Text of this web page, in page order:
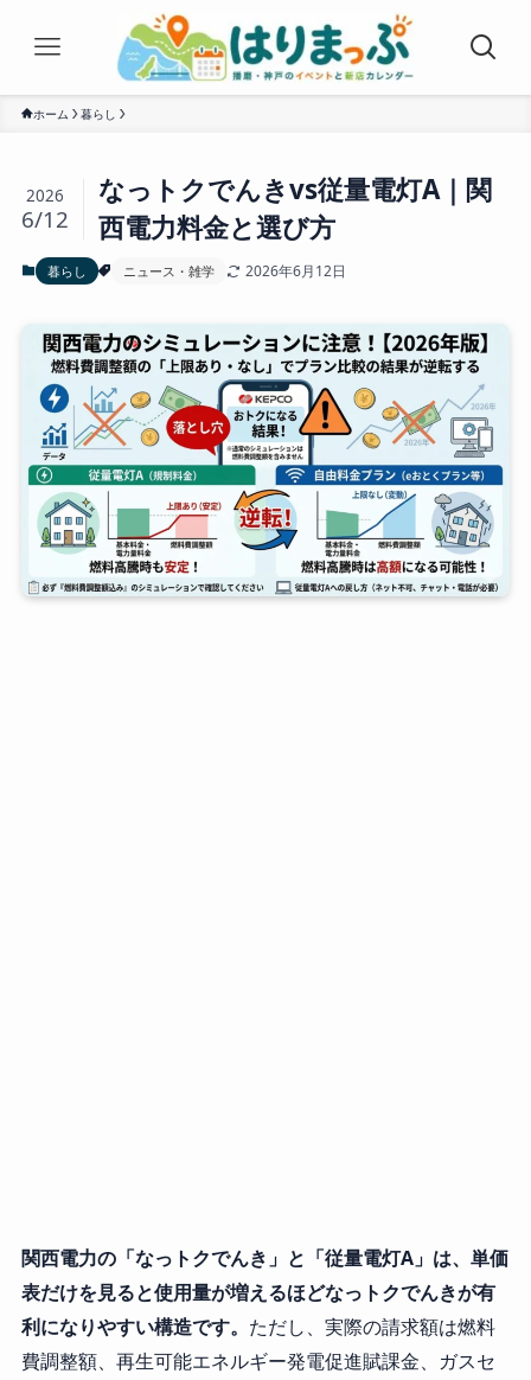
ホーム 暮らし
なっトクでんきvs従量電灯A｜関
西電力料金と選び方
2026
6/12
暮らし ニュース・雑学 2026年6月12日
関西電力の「なっトクでんき」と「従量電灯A」は、単価
表だけを見ると使用量が増えるほどなっトクでんきが有
利になりやすい構造です。 ただし、実際の請求額は燃料
費調整額、再生可能エネルギー発電促進賦課金、ガスセ